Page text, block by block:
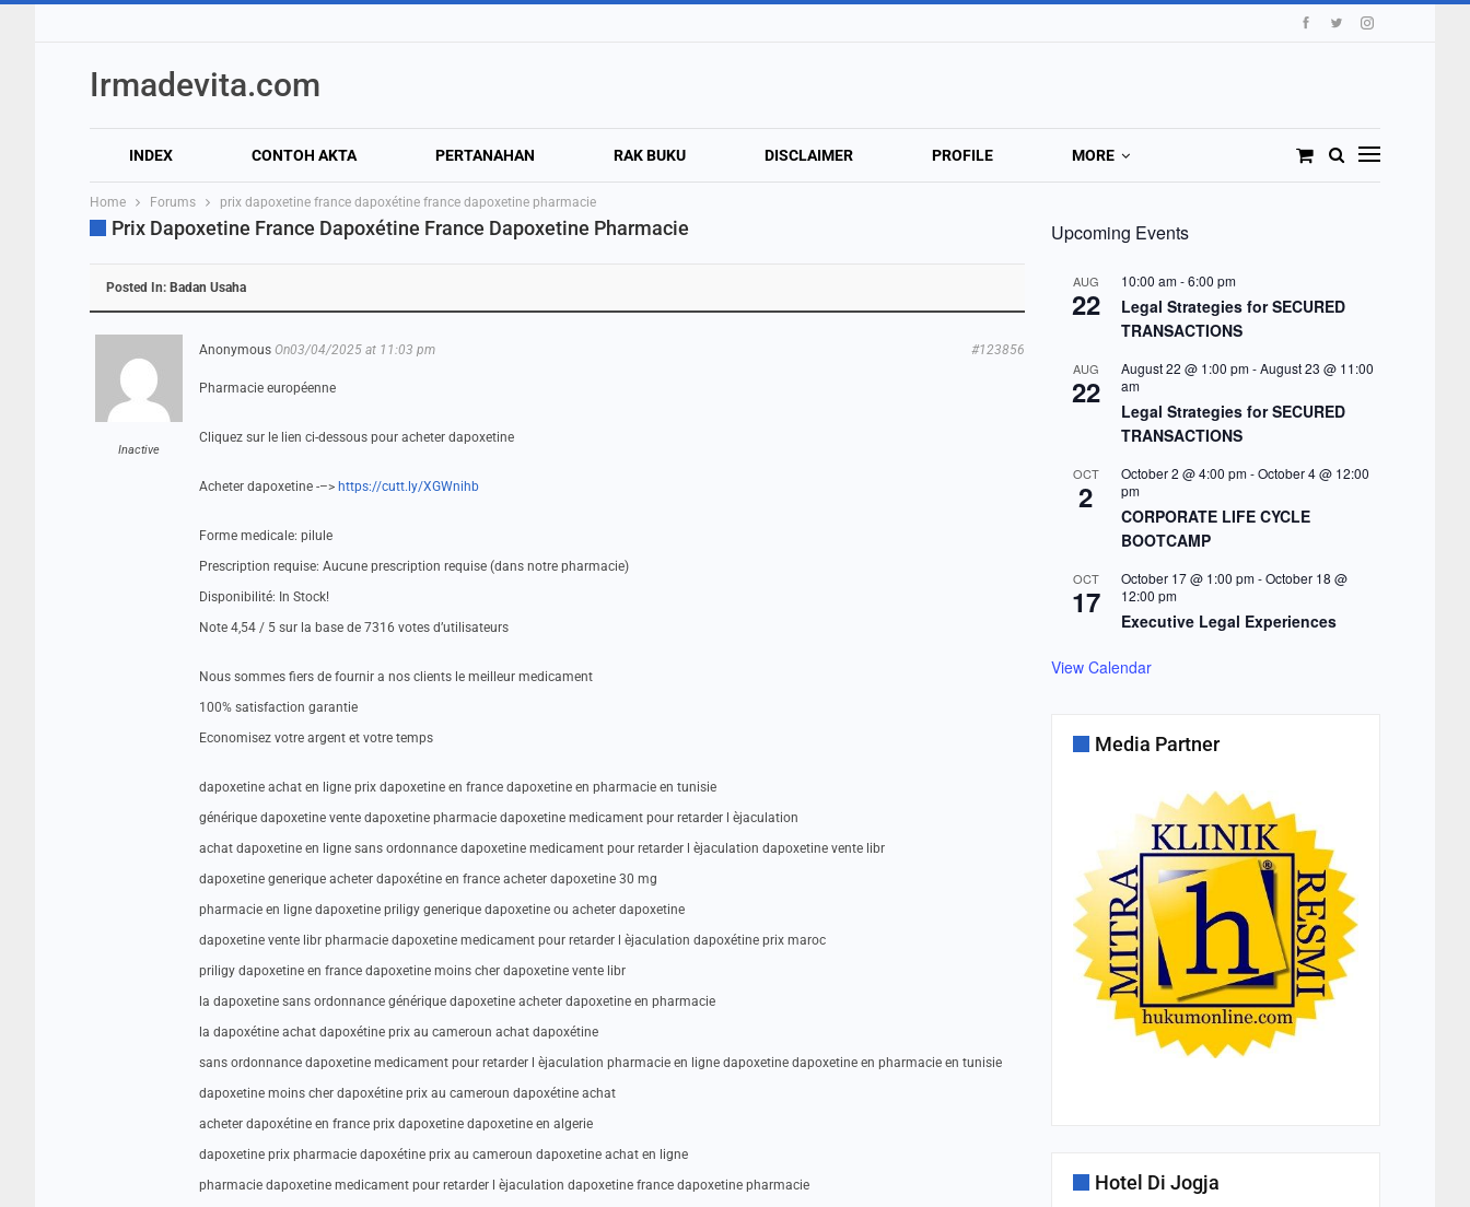
Irmadevita.com
INDEX CONTOH AKTA PERTANAHAN RAK BUKU DISCLAIMER PROFILE MORE
Home Forums prix dapoxetine france dapoxétine france dapoxetine pharmacie
Prix Dapoxetine France Dapoxétine France Dapoxetine Pharmacie
Posted In: Badan Usaha
Inactive
Anonymous On03/04/2025 at 11:03 pm #123856
Pharmacie européenne
Cliquez sur le lien ci-dessous pour acheter dapoxetine
Acheter dapoxetine -–> https://cutt.ly/XGWnihb
Forme medicale: pilule
Prescription requise: Aucune prescription requise (dans notre pharmacie)
Disponibilité: In Stock!
Note 4,54 / 5 sur la base de 7316 votes d’utilisateurs
Nous sommes fiers de fournir a nos clients le meilleur medicament
100% satisfaction garantie
Economisez votre argent et votre temps
dapoxetine achat en ligne prix dapoxetine en france dapoxetine en pharmacie en tunisie
générique dapoxetine vente dapoxetine pharmacie dapoxetine medicament pour retarder l èjaculation
achat dapoxetine en ligne sans ordonnance dapoxetine medicament pour retarder l èjaculation dapoxetine vente libr
dapoxetine generique acheter dapoxétine en france acheter dapoxetine 30 mg
pharmacie en ligne dapoxetine priligy generique dapoxetine ou acheter dapoxetine
dapoxetine vente libr pharmacie dapoxetine medicament pour retarder l èjaculation dapoxétine prix maroc
priligy dapoxetine en france dapoxetine moins cher dapoxetine vente libr
la dapoxetine sans ordonnance générique dapoxetine acheter dapoxetine en pharmacie
la dapoxétine achat dapoxétine prix au cameroun achat dapoxétine
sans ordonnance dapoxetine medicament pour retarder l èjaculation pharmacie en ligne dapoxetine dapoxetine en pharmacie en tunisie
dapoxetine moins cher dapoxétine prix au cameroun dapoxétine achat
acheter dapoxétine en france prix dapoxetine dapoxetine en algerie
dapoxetine prix pharmacie dapoxétine prix au cameroun dapoxetine achat en ligne
pharmacie dapoxetine medicament pour retarder l èjaculation dapoxetine france dapoxetine pharmacie
Upcoming Events
AUG
22
10:00 am-6:00 pm
Legal Strategies for SECURED
TRANSACTIONS
AUG
22
August 22 @ 1:00 pm-August 23 @ 11:00
am
Legal Strategies for SECURED
TRANSACTIONS
OCT
2
October 2 @ 4:00 pm-October 4 @ 12:00
pm
CORPORATE LIFE CYCLE
BOOTCAMP
OCT
17
October 17 @ 1:00 pm-October 18 @
12:00 pm
Executive Legal Experiences
View Calendar
Media Partner
Hotel Di Jogja